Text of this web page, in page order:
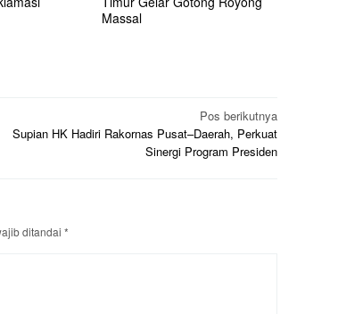
Massal
Pos berikutnya
Supian HK Hadiri Rakornas Pusat–Daerah, Perkuat
Sinergi Program Presiden
ditandai *